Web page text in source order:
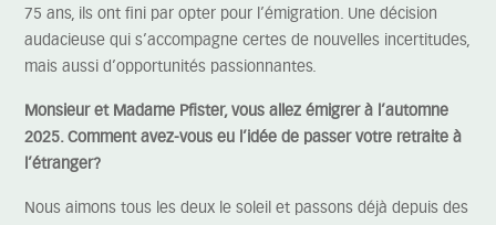
75 ans, ils ont fini par opter pour l’émigration. Une décision
audacieuse qui s’accompagne certes de nouvelles incertitudes,
mais aussi d’opportunités passionnantes.
Monsieur et Madame Pfister, vous allez émigrer à l’automne
2025. Comment avez-vous eu l’idée de passer votre retraite à
l’étranger?
Nous aimons tous les deux le soleil et passons déjà depuis des